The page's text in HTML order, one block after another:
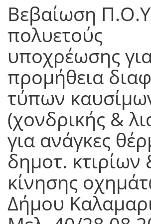
Βεβαίωση
πολυετούς
υποχρέωσης
προμήθεια
τύπων
(χονδρικής &
για ανάγκες
δημοτ. κτιρίων
κίνησης
Δήμου